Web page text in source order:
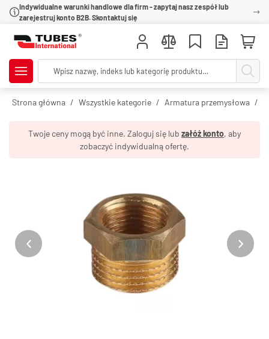
Indywidualne warunki handlowe dla firm - zapytaj nasz zespół lub
zarejestruj konto B2B. Skontaktuj się
Strona główna Wszystkie kategorie Armatura przemysłowa
Twoje ceny mogą być inne. Zaloguj się lub załóż konto, aby
zobaczyć indywidualną ofertę.